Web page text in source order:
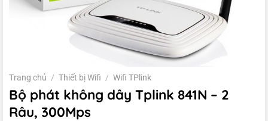
Trang chủ / Thiết bị Wifi / Wifi TPlink
Bộ phát không dây Tplink 841N – 2
Râu, 300Mps